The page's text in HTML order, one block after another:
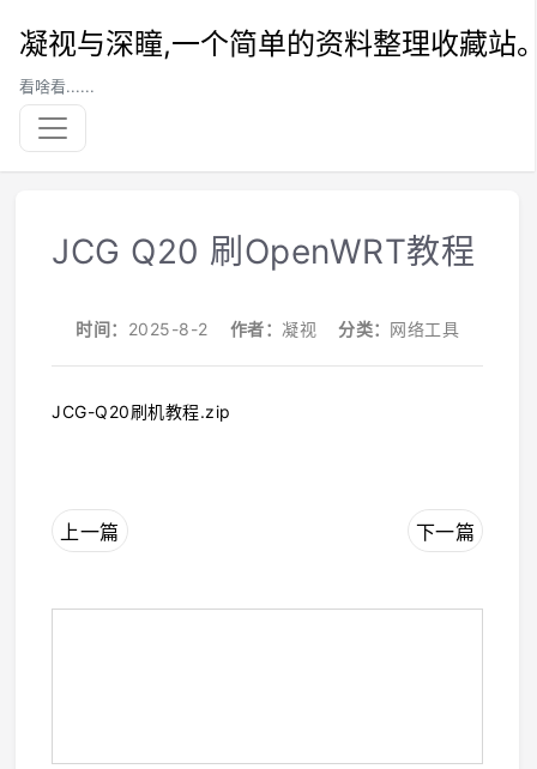
凝视与深瞳,一个简单的资料整理收藏站
看啥看......
JCG Q20 刷OpenWRT教程
时间： 2025-8-2 作者： 凝视 分类： 网络工具
JCG-Q20刷机教程.zip
上一篇 下一篇